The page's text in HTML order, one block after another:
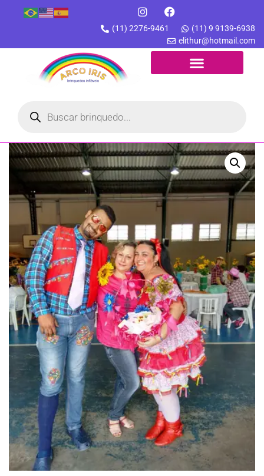
(11) 2276-9461
(11) 9 9139-6938
elithur@hotmail.com